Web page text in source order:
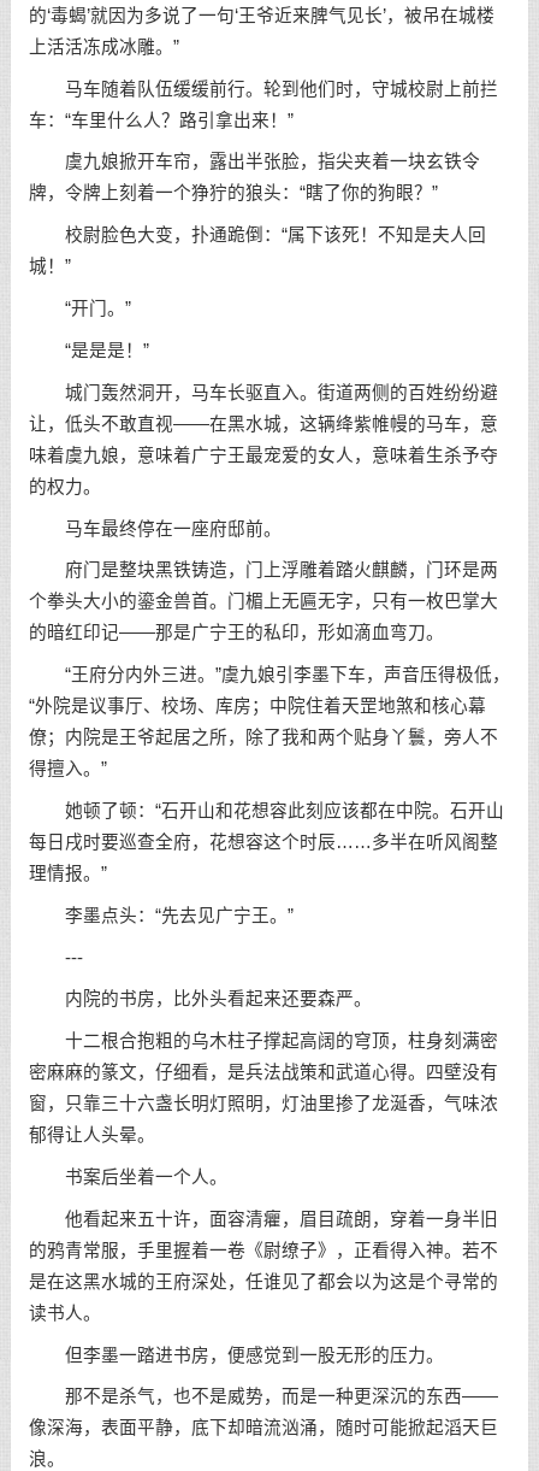
的‘毒蝎’就因为多说了一句‘王爷近来脾气见长’，被吊在城楼
上活活冻成冰雕。”
马车随着队伍缓缓前行。轮到他们时，守城校尉上前拦
车：“车里什么人？路引拿出来！”
虞九娘掀开车帘，露出半张脸，指尖夹着一块玄铁令
牌，令牌上刻着一个狰狞的狼头：“瞎了你的狗眼？”
校尉脸色大变，扑通跪倒：“属下该死！不知是夫人回
城！”
“开门。”
“是是是！”
城门轰然洞开，马车长驱直入。街道两侧的百姓纷纷避
让，低头不敢直视——在黑水城，这辆绛紫帷幔的马车，意
味着虞九娘，意味着广宁王最宠爱的女人，意味着生杀予夺
的权力。
马车最终停在一座府邸前。
府门是整块黑铁铸造，门上浮雕着踏火麒麟，门环是两
个拳头大小的鎏金兽首。门楣上无匾无字，只有一枚巴掌大
的暗红印记——那是广宁王的私印，形如滴血弯刀。
“王府分内外三进。”虞九娘引李墨下车，声音压得极低，
“外院是议事厅、校场、库房；中院住着天罡地煞和核心幕
僚；内院是王爷起居之所，除了我和两个贴身丫鬟，旁人不
得擅入。”
她顿了顿：“石开山和花想容此刻应该都在中院。石开山
每日戌时要巡查全府，花想容这个时辰……多半在听风阁整
理情报。”
李墨点头：“先去见广宁王。”
---
内院的书房，比外头看起来还要森严。
十二根合抱粗的乌木柱子撑起高阔的穹顶，柱身刻满密
密麻麻的篆文，仔细看，是兵法战策和武道心得。四壁没有
窗，只靠三十六盏长明灯照明，灯油里掺了龙涎香，气味浓
郁得让人头晕。
书案后坐着一个人。
他看起来五十许，面容清癯，眉目疏朗，穿着一身半旧
的鸦青常服，手里握着一卷《尉缭子》，正看得入神。若不
是在这黑水城的王府深处，任谁见了都会以为这是个寻常的
读书人。
但李墨一踏进书房，便感觉到一股无形的压力。
那不是杀气，也不是威势，而是一种更深沉的东西——
像深海，表面平静，底下却暗流汹涌，随时可能掀起滔天巨
浪。